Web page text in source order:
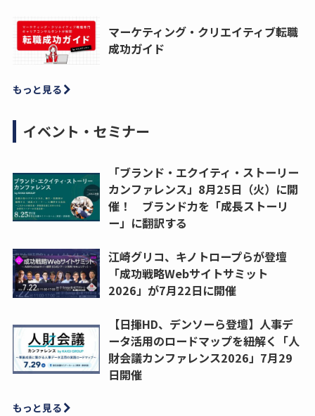
マーケティング・クリエイティブ転職
成功ガイド
もっと見る
イベント・セミナー
「ブランド・エクイティ・ストーリー
カンファレンス」8月25日（火）に開
催！ ブランド力を「成長ストーリ
ー」に翻訳する
江崎グリコ、キノトロープらが登壇
「成功戦略Webサイトサミット
2026」が7月22日に開催
【日揮HD、デンソーら登壇】人事デ
ータ活用のロードマップを紐解く「人
財会議カンファレンス2026」7月29
日開催
もっと見る